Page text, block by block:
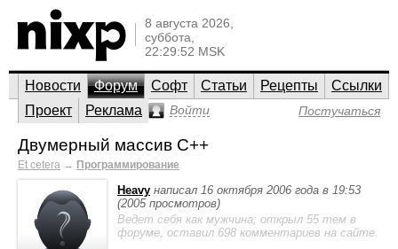
8 августа 2026,
суббота,
22:29:52 MSK
Новости Форум Софт Статьи Рецепты
Ссылки
Проект
Реклама Войти Постучаться
Двумерный массив C++
Et cetera → Программирование
Heavy написал 16 октября 2006 года в 19:53
(2005 просмотров)
Ведет себя как мужчина; открыл 55 тем в
форуме, оставил 698 комментариев на сайте.